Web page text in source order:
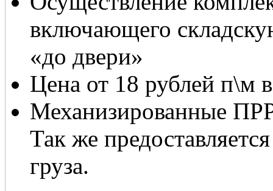
включающего
«до двери»
Цена от 18 рублей п\м
Механизированные
Так же
груза.